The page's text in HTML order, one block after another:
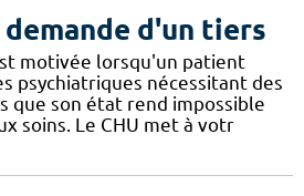
demande d'un tiers
motivée lorsqu'un patient
psychiatriques nécessitant des
que son état rend impossible
soins. Le CHU met à votr